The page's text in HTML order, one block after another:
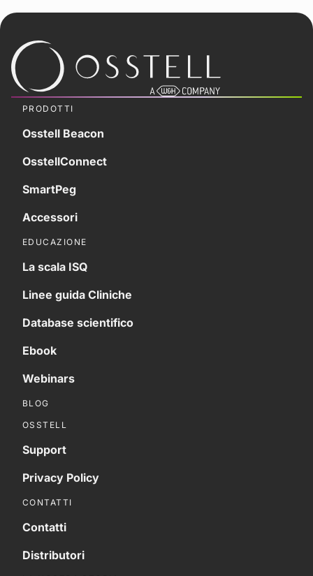
PRODOTTI
Osstell Beacon
OsstellConnect
SmartPeg
Accessori
EDUCAZIONE
La scala ISQ
Linee guida Cliniche
Database scientifico
Ebook
Webinars
BLOG
OSSTELL
Support
Privacy Policy
CONTATTI
Contatti
Distributori